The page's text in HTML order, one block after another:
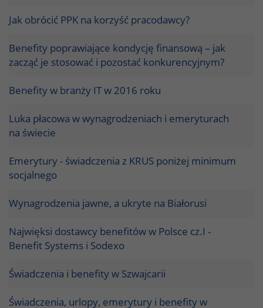
Jak obrócić PPK na korzyść pracodawcy?
Benefity poprawiające kondycję finansową – jak
zacząć je stosować i pozostać konkurencyjnym?
Benefity w branży IT w 2016 roku
Luka płacowa w wynagrodzeniach i emeryturach
na świecie
Emerytury - świadczenia z KRUS poniżej minimum
socjalnego
Wynagrodzenia jawne, a ukryte na Białorusi
Najwięksi dostawcy benefitów w Polsce cz.I -
Benefit Systems i Sodexo
Świadczenia i benefity w Szwajcarii
Świadczenia, urlopy, emerytury i benefity w